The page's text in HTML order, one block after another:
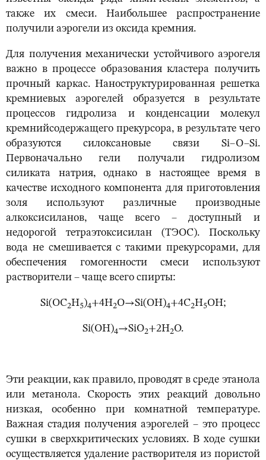
также их смеси. Наибольшее распространение
получили аэрогели из оксида кремния.
Для получения механически устойчивого аэрогеля
важно в процессе образования кластера получить
прочный каркас. Наноструктурированная решетка
кремниевых аэрогелей образуется в результате
процессов гидролиза и конденсации молекул
кремнийсодержащего прекурсора, в результате чего
образуются силоксановые связи Si–O–Si.
Первоначально гели получали гидролизом
силиката натрия, однако в настоящее время в
качестве исходного компонента для приготовления
золя используют различные производные
алкоксисиланов, чаще всего – доступный и
недорогой тетраэтоксисилан (ТЭОС). Поскольку
вода не смешивается с такими прекурсорами, для
обеспечения гомогенности смеси используют
растворители – чаще всего спирты:
Si(OC2H5)4+4H2O→Si(OH)4+4C2H5OH;
Si(OH)4→SiO2+2H2O.
Эти реакции, как правило, проводят в среде этанола
или метанола. Скорость этих реакций довольно
низкая, особенно при комнатной температуре.
Важная стадия получения аэрогелей – это процесс
сушки в сверхкритических условиях. В ходе сушки
осуществляется удаление растворителя из пористой